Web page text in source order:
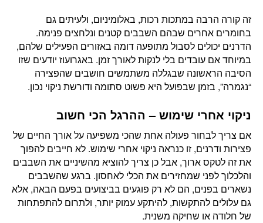
זה קורה הרבה במתכות רכות, באלומיניום, ולעיתים גם
בחומרים אחרים שבהם השבבים קטנים ונלחצים פנימה.
הדרנים יכולים לסבול מתופעה דומה באזורים הפעילים שלהם,
במיוחד אם עובדים בלי לנקות לאורך זמן. באגרועוז יודעים שזו
הסיבה הראשונה שבגללה משתמשים חושבים שהפצירה
“נגמרה”, בזמן שבפועל היא פשוט סתומה ודורשת ניקוי נכון.
ניקוי אחרי שימוש – ההרגל הכי חשוב
אם צריך לבחור פעולה אחת שהכי משפיעה על אורך החיים של
פצירות ודרנים, זו כנראה ניקוי אחרי שימוש. לא חייבים להפוך
את זה לטקס ארוך, אבל כן צריך להוציא מהשיניים את השבבים
והלכלוך לפני שמחזירים את הכלי לאחסון. ברגע שהשבבים
נשארים בפנים, הם לא רק פוגעים בביצועים בפעם הבאה, אלא
גם עלולים להתקשות, להיתקע עמוק יותר, ולתרום להתפתחות
של חלודה או שחיקה משנית.